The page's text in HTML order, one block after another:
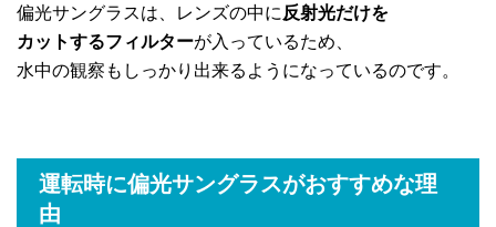
偏光サングラスは、レンズの中に 反射光だけを
カットするフィルターが入っているため、
水中の観察もしっかり出来るようになっているのです。
運転時に偏光サングラスがおすすめな理
由